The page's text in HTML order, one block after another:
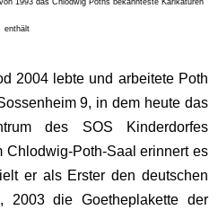
enthält
2004 lebte und arbeitete Poth
9, in dem heute das
des SOS Kinderdorfes
Chlodwig-Poth-Saal erinnert es
er als Erster den deutschen
2003 die Goetheplakette der